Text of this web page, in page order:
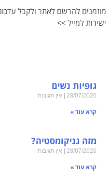
מוזמנים להרשם לאתר ולקבל
ישירות למייל >>
גופיות נשים
28/07/2026 אין תגובות
קרא עוד »
מזה גניקומסטיה?
28/07/2026 אין תגובות
קרא עוד »